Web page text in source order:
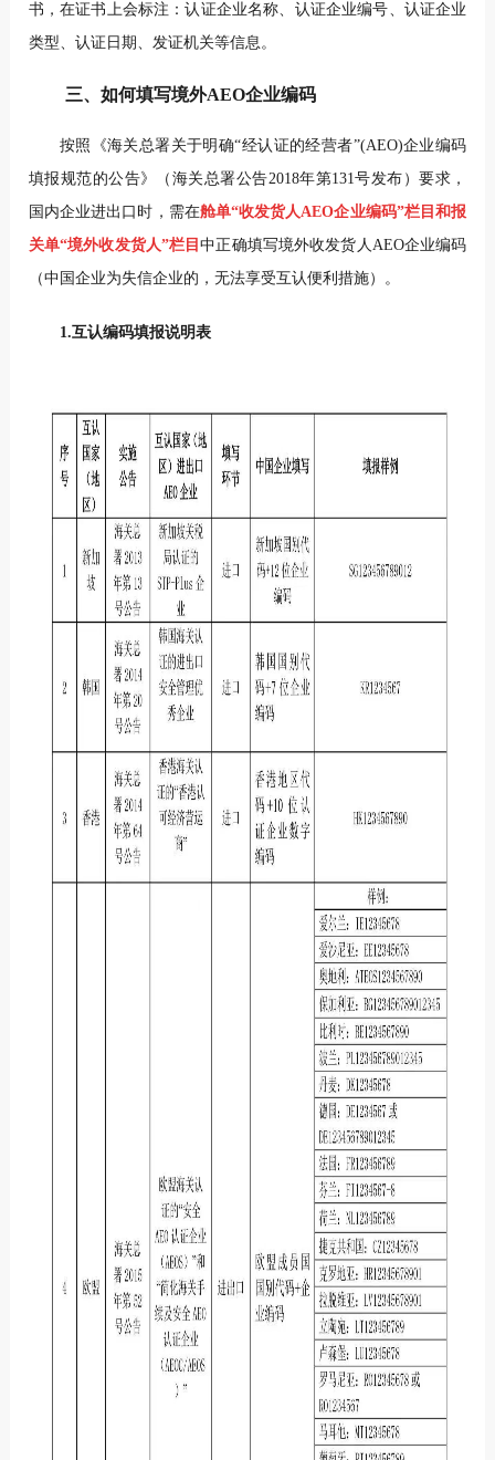
书，在证书上会标注：认证企业名称、认证企业编号、认证企业
类型、认证日期、发证机关等信息。
三、如何填写境外AEO企业编码
按照《海关总署关于明确“经认证的经营者”(AEO)企业编码
填报规范的公告》（海关总署公告2018年第131号发布）要求，
国内企业进出口时，需在舱单“收发货人AEO企业编码”栏目和报
关单“境外收发货人”栏目中正确填写境外收发货人AEO企业编码
（中国企业为失信企业的，无法享受互认便利措施）。
1.互认编码填报说明表